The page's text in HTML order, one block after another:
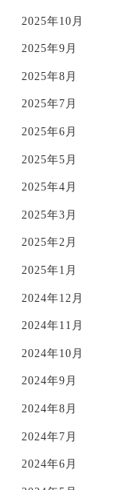
2025年10月
2025年9月
2025年8月
2025年7月
2025年6月
2025年5月
2025年4月
2025年3月
2025年2月
2025年1月
2024年12月
2024年11月
2024年10月
2024年9月
2024年8月
2024年7月
2024年6月